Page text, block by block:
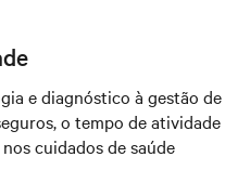
e diagnóstico à gestão de
o tempo de atividade
cuidados de saúde